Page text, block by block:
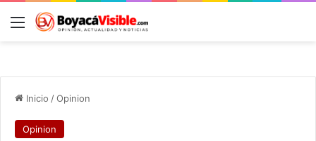
Menú
Inicio /Opinion
Opinion